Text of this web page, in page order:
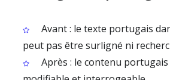
Avant : le texte portugais
peut pas être surligné ni
Après : le contenu